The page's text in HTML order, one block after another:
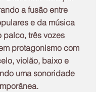
a fusão entre
e da música
palco, três vozes
protagonismo com
violão, baixo e
uma sonoridade